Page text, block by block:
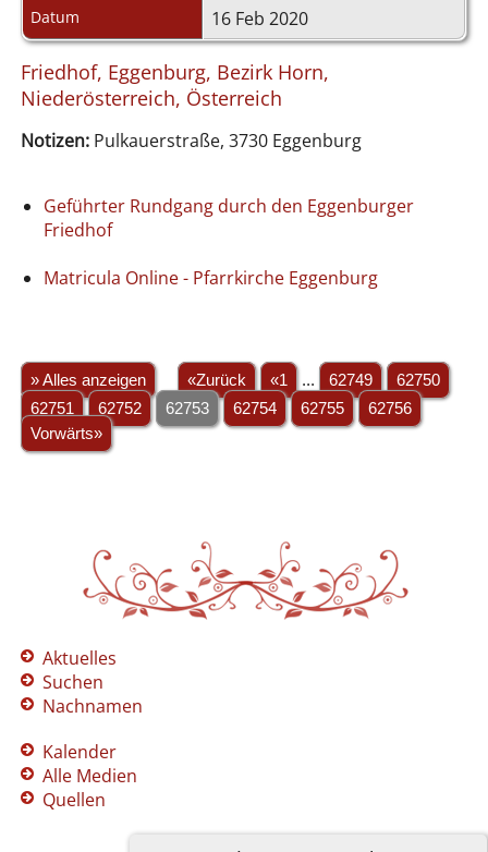
Datum 16 Feb 2020
Friedhof, Eggenburg, Bezirk Horn,
Niederösterreich, Österreich
Notizen:Pulkauerstraße, 3730 Eggenburg
Geführter Rundgang durch den Eggenburger
Friedhof
Matricula Online - Pfarrkirche Eggenburg
» Alles anzeigen «Zurück «1 ... 62749
62750
62751
62752 62753 62754 62755
62756
Vorwärts»
Aktuelles
Suchen
Nachnamen
Kalender
Alle Medien
Quellen